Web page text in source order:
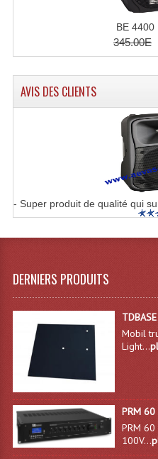
Système Sans
Table Mixages Et
Consoles
Boules
Lasers
Effets
BE 4400
345.00E
AVIS DES CLIENTS
- Super produit de qualité qui
DERNIERS PRODUITS
Mobil
Light...
PRM 60
PRM
100V...